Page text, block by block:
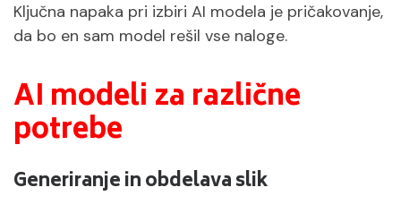
Ključna napaka pri izbiri AI modela je pričakovanje,
da bo en sam model rešil vse naloge.
AI modeli za različne
potrebe
Generiranje in obdelava slik